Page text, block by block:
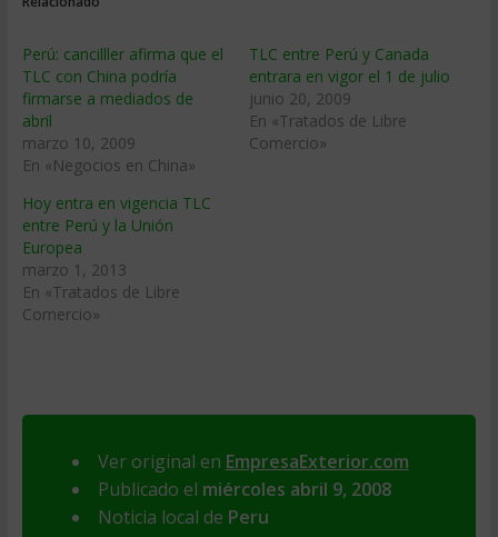
Perú: cancilller afirma que el
TLC con China podrí­a
firmarse a mediados de
abril
marzo 10, 2009
En «Negocios en China»
TLC entre Perú y Canada
entrara en vigor el 1 de julio
junio 20, 2009
En «Tratados de Libre
Comercio»
Hoy entra en vigencia TLC
entre Perú y la Unión
Europea
marzo 1, 2013
En «Tratados de Libre
Comercio»
Ver original en EmpresaExterior.com
Publicado el miércoles abril 9, 2008
Noticia local de Peru